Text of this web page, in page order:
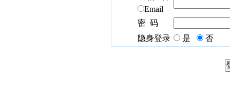
Email
密 码
隐身登录
是 否